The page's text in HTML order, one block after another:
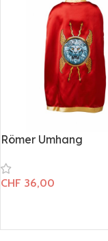
Römer Umhang
CHF 36,00